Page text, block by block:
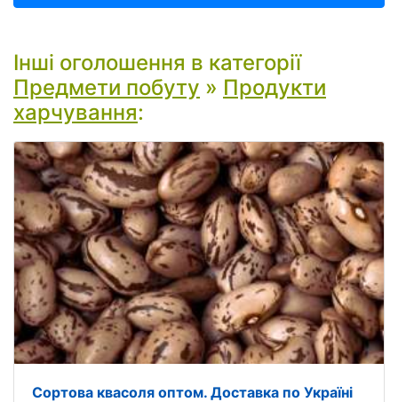
Інші оголошення в категорії
Предмети побуту » Продукти
харчування:
Сортова квасоля оптом. Доставка по Україні